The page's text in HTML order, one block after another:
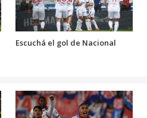
Escuchá el gol de Nacional